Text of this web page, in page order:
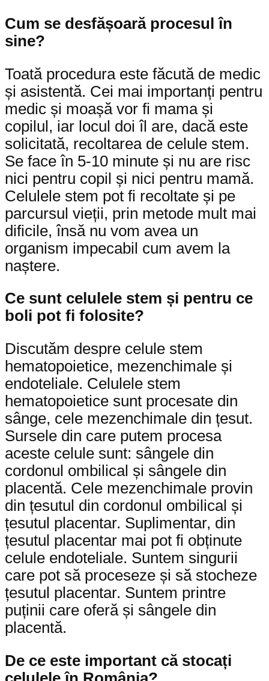
Cum se desfășoară procesul în
sine?
Toată procedura este făcută de medic
și asistentă. Cei mai importanți pentru
medic și moașă vor fi mama și
copilul, iar locul doi îl are, dacă este
solicitată, recoltarea de celule stem.
Se face în 5-10 minute și nu are risc
nici pentru copil și nici pentru mamă.
Celulele stem pot fi recoltate și pe
parcursul vieții, prin metode mult mai
dificile, însă nu vom avea un
organism impecabil cum avem la
naștere.
Ce sunt celulele stem și pentru ce
boli pot fi folosite?
Discutăm despre celule stem
hematopoietice, mezenchimale și
endoteliale. Celulele stem
hematopoietice sunt procesate din
sânge, cele mezenchimale din țesut.
Sursele din care putem procesa
aceste celule sunt: sângele din
cordonul ombilical și sângele din
placentă. Cele mezenchimale provin
din țesutul din cordonul ombilical și
țesutul placentar. Suplimentar, din
țesutul placentar mai pot fi obținute
celule endoteliale. Suntem singurii
care pot să proceseze și să stocheze
țesutul placentar. Suntem printre
puținii care oferă și sângele din
placentă.
De ce este important că stocați